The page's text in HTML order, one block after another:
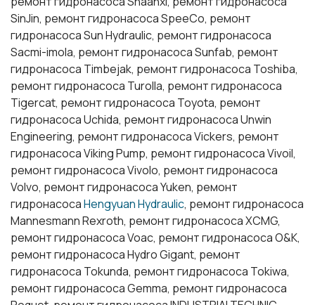
SinJin, ремонт гидронасоса SpeeCo, ремонт
гидронасоса Sun Hydraulic, ремонт гидронасоса
Sacmi-imola, ремонт гидронасоса Sunfab, ремонт
гидронасоса Timbejak, ремонт гидронасоса Toshiba,
ремонт гидронасоса Turolla, ремонт гидронасоса
Tigercat, ремонт гидронасоса Toyota, ремонт
гидронасоса Uchida, ремонт гидронасоса Unwin
Engineering, ремонт гидронасоса Vickers, ремонт
гидронасоса Viking Pump, ремонт гидронасоса Vivoil,
ремонт гидронасоса Vivolo, ремонт гидронасоса
Volvo, ремонт гидронасоса Yuken, ремонт
гидронасосаHengyuan Hydraulic, ремонт гидронасоса
Mannesmann Rexroth, ремонт гидронасоса XCMG,
ремонт гидронасоса Voac, ремонт гидронасоса O&K,
ремонт гидронасоса Hydro Gigant, ремонт
гидронасоса Tokunda, ремонт гидронасоса Tokiwa,
ремонт гидронасоса Gemma, ремонт гидронасоса